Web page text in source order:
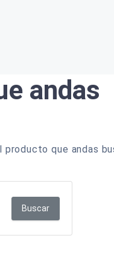
andas
que andas
Buscar